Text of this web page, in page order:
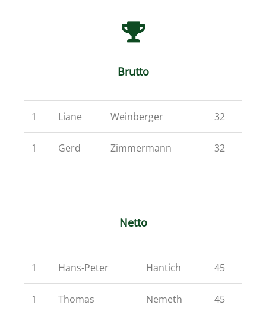
Brutto
1 Liane Weinberger 32
1 Gerd Zimmermann 32
Netto
1 Hans-Peter Hantich 45
1 Thomas Nemeth 45